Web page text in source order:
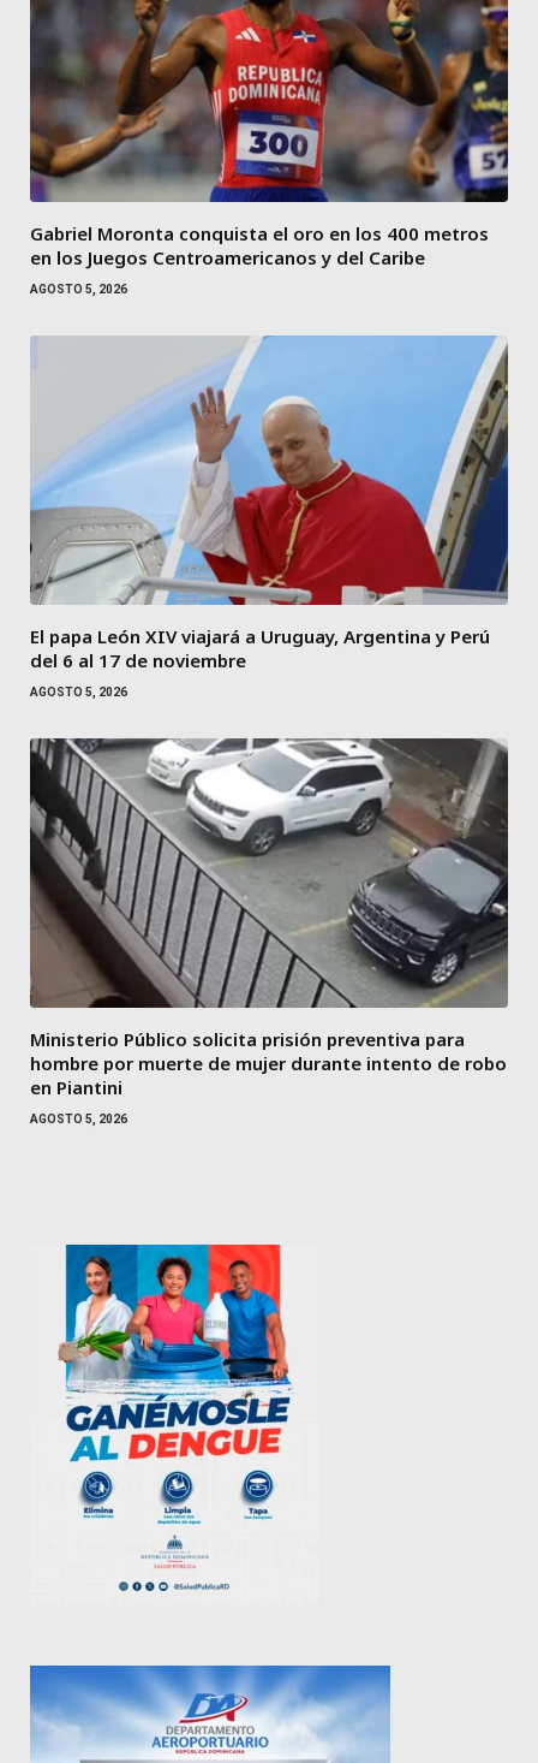
Gabriel Moronta conquista el oro en los 400 metros
en los Juegos Centroamericanos y del Caribe
AGOSTO 5, 2026
El papa León XIV viajará a Uruguay, Argentina y Perú
del 6 al 17 de noviembre
AGOSTO 5, 2026
Ministerio Público solicita prisión preventiva para
hombre por muerte de mujer durante intento de robo
en Piantini
AGOSTO 5, 2026